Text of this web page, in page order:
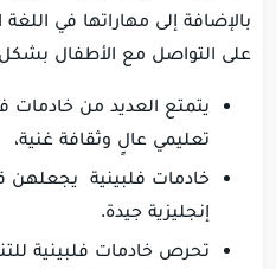
بالإضافة إلى مهاراتها في اللغة
على التواصل مع الأطفال
يتمتع العديد من خادمات
تعليمي عالٍ وثقافة غنية،
خادمات فلبينية يجعلهن
إنجليزية جيدة.
تحرص خادمات فلبينية